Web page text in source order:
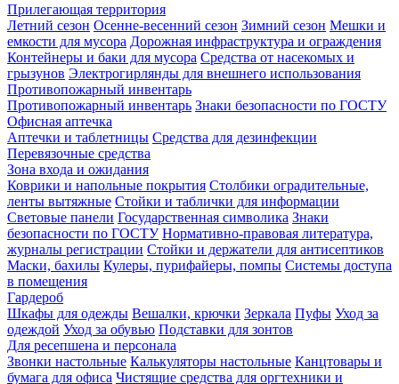
Прилегающая территория
Летний сезон Осенне-весенний сезон Зимний сезон Мешки и
емкости для мусора Дорожная инфраструктура и ограждения
Контейнеры и баки для мусора Средства от насекомых и
грызунов Электрогирлянды для внешнего использования
Противопожарный инвентарь
Противопожарный инвентарь Знаки безопасности по ГОСТУ
Офисная аптечка
Аптечки и таблетницы Средства для дезинфекции
Перевязочные средства
Зона входа и ожидания
Коврики и напольные покрытия Столбики оградительные,
ленты вытяжные Стойки и таблички для информации
Световые панели Государственная символика Знаки
безопасности по ГОСТУ Нормативно-правовая литература,
журналы регистрации Стойки и держатели для антисептиков
Маски, бахилы Кулеры, пурифайеры, помпы Системы доступа
в помещения
Гардероб
Шкафы для одежды Вешалки, крючки Зеркала Пуфы Уход за
одеждой Уход за обувью Подставки для зонтов
Для ресепшена и персонала
Звонки настольные Калькуляторы настольные Канцтовары и
бумага для офиса Чистящие средства для оргтехники и